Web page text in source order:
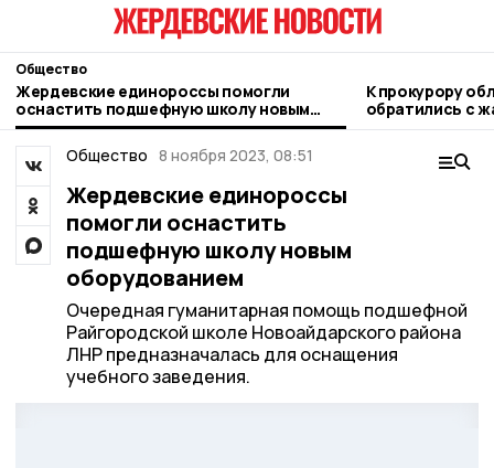
Общество
Жердевские единороссы помогли
оснастить подшефную школу новым
оборудованием
К прокурору
обратились с
Общество 8 ноября 2023, 08:51
Жердевские единороссы
помогли оснастить
подшефную школу новым
оборудованием
Очередная гуманитарная помощь подшефной
Райгородской школе Новоайдарского района
ЛНР предназначалась для оснащения
учебного заведения.